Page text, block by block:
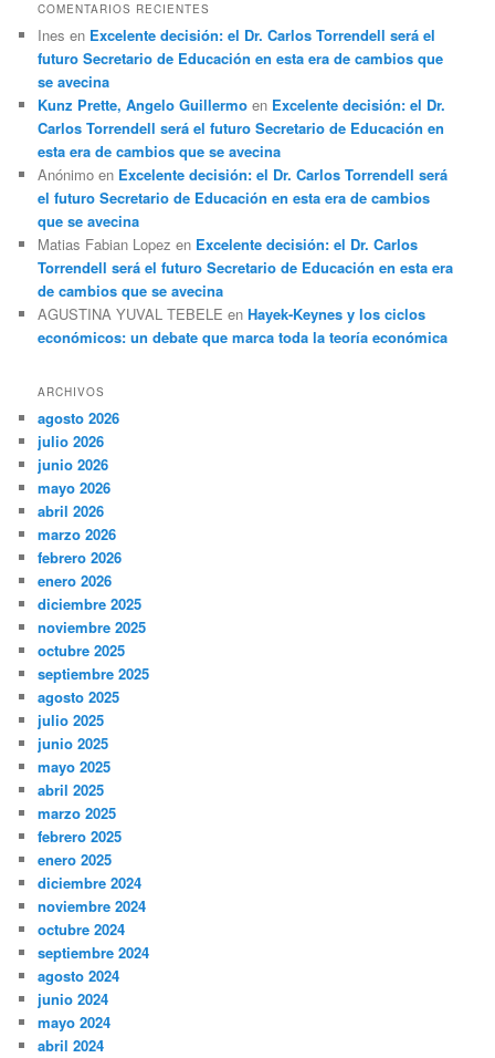
COMENTARIOS RECIENTES
Ines en Excelente decisión: el Dr. Carlos Torrendell será el
futuro Secretario de Educación en esta era de cambios que
se avecina
Kunz Prette, Angelo Guillermo en Excelente decisión: el Dr.
Carlos Torrendell será el futuro Secretario de Educación en
esta era de cambios que se avecina
Anónimo en Excelente decisión: el Dr. Carlos Torrendell será
el futuro Secretario de Educación en esta era de cambios
que se avecina
Matias Fabian Lopez en Excelente decisión: el Dr. Carlos
Torrendell será el futuro Secretario de Educación en esta era
de cambios que se avecina
AGUSTINA YUVAL TEBELE enHayek-Keynes y los ciclos
económicos: un debate que marca toda la teoría económica
ARCHIVOS
agosto 2026
julio 2026
junio 2026
mayo 2026
abril 2026
marzo 2026
febrero 2026
enero 2026
diciembre 2025
noviembre 2025
octubre 2025
septiembre 2025
agosto 2025
julio 2025
junio 2025
mayo 2025
abril 2025
marzo 2025
febrero 2025
enero 2025
diciembre 2024
noviembre 2024
octubre 2024
septiembre 2024
agosto 2024
junio 2024
mayo 2024
abril 2024